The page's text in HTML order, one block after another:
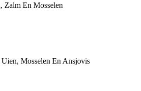
Zalm En Mosselen
Mosselen En Ansjovis